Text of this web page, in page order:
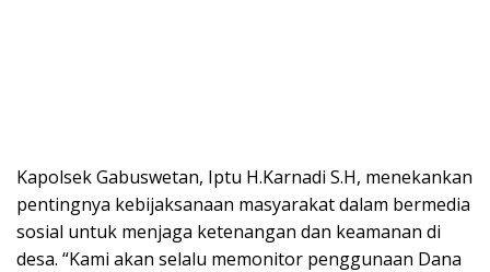
Kapolsek Gabuswetan, Iptu H.Karnadi S.H, menekankan
pentingnya kebijaksanaan masyarakat dalam bermedia
sosial untuk menjaga ketenangan dan keamanan di
desa. “Kami akan selalu memonitor penggunaan Dana